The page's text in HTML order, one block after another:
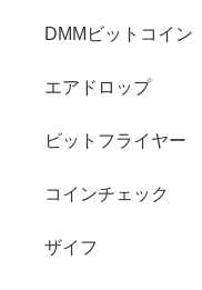
DMMビットコイン
エアドロップ
ビットフライヤー
コインチェック
ザイフ